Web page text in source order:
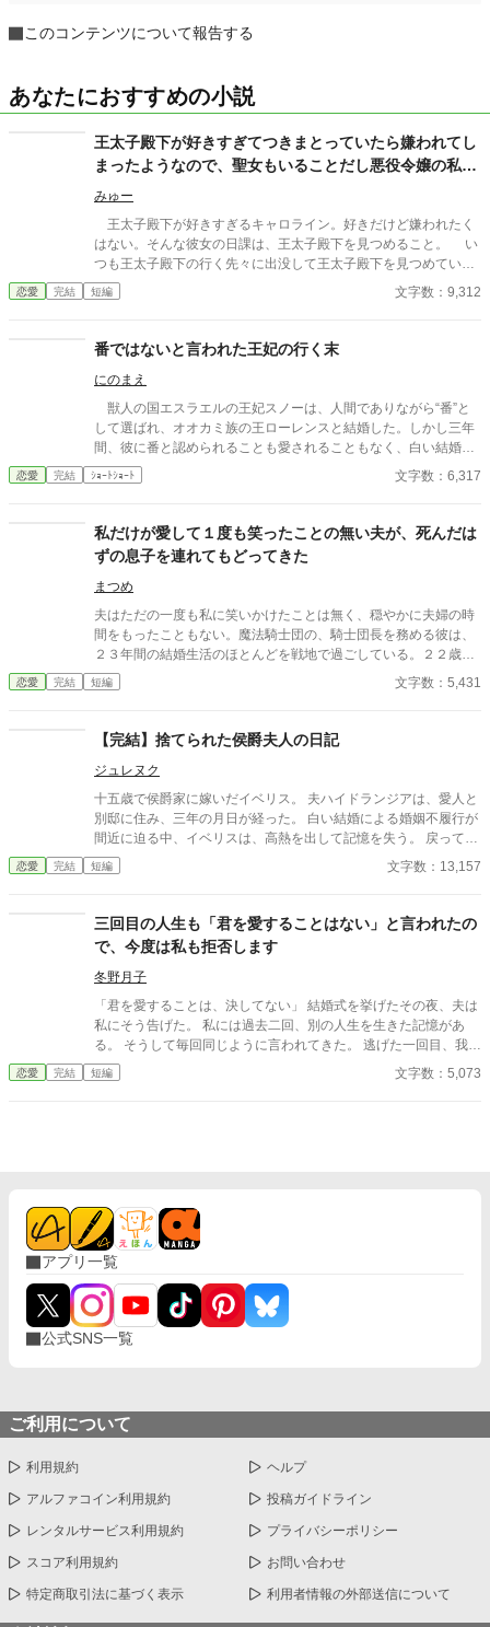
このコンテンツについて報告する
あなたにおすすめの小説
王太子殿下が好きすぎてつきまとっていたら嫌われてし
まったようなので、聖女もいることだし悪役令嬢の私は
退散することにしました。
みゅー
王太子殿下が好きすぎるキャロライン。好きだけど嫌われたく
はない。そんな彼女の日課は、王太子殿下を見つめること。 い
つも王太子殿下の行く先々に出没して王太子殿下を見つめていた
が、ついにそんな生活が終わるときが来る。 聖女が現れたの
だ。そして、さらにショックなことに、自分が乙女ゲームの世界
殿下に嫌われたくはないキャロラインは、王太子殿下の前から姿
を消すことにした。そんなお話です。 ちょっと切ないお話で
す。
恋愛 完結 短編 文字数：9,312
番ではないと言われた王妃の行く末
にのまえ
獣人の国エスラエルの王妃スノーは、人間でありながら“番”と
して選ばれ、オオカミ族の王ローレンスと結婚した。しかし三年
間、彼に番と認められることも愛されることもなく、白い結婚の
まま冷遇され続ける。 それでも王妃として国に尽くしてきたス
ノーだったが、ある日、ローレンスが別の令嬢レイアーを懐妊さ
決意し、国を去ろうとする。 しかしその道中、レイアー嬢の実
家の襲撃に遭い、スノーは命を落とす寸前、自身の命と引き換え
に広域回復魔法で多くの命を救う。 これでスノーの、人生は終
わりのはずだった。 だが次に目を覚ますと、スノーは三年前の
結婚式当日に戻っていた。何度死んでも、何度拒絶しても、結婚
式の誓いの瞬間へと戻される。 番から逃れようと、スノーは何
度も死を選ぶが――。
恋愛 完結 ｼｮｰﾄｼｮｰﾄ 文字数：6,317
私だけが愛して１度も笑ったことの無い夫が、死んだは
ずの息子を連れてもどってきた
まつめ
夫はただの一度も私に笑いかけたことは無く、穏やかに夫婦の時
間をもったこともない。魔法騎士団の、騎士団長を務める彼は、
２３年間の結婚生活のほとんどを戦地で過ごしている。２２歳の
息子の戦死の知らせが届く。けれど夫は元気な息子を連れて私の
元に戻って来てくれた。
恋愛 完結 短編 文字数：5,431
【完結】捨てられた侯爵夫人の日記
ジュレヌク
十五歳で侯爵家に嫁いだイベリス。 夫ハイドランジアは、愛人と
別邸に住み、三年の月日が経った。 白い結婚による婚姻不履行が
間近に迫る中、イベリスは、高熱を出して記憶を失う。 戻ってき
た夫は、妻に仕える侍女アリッサムから、いない月日の間書き綴
られた日記を手渡される。 そこには、出会った日から自分を恋し
なり、美しく成長した妻を前に、ハイドランジアは、心が揺ら
ぐ。 自分への恋心を忘れてしまったとしても、これ程までに思っ
てくれていたのなら、また、愛を育めるのではないのか？ 様々な
人間の思いが交錯し、物語は、思わぬ方向へと進んでいく。
恋愛 完結 短編 文字数：13,157
三回目の人生も「君を愛することはない」と言われたの
で、今度は私も拒否します
冬野月子
「君を愛することは、決してない」 結婚式を挙げたその夜、夫は
私にそう告げた。 私には過去二回、別の人生を生きた記憶があ
る。 そうして毎回同じように言われてきた。 逃げた一回目、我慢
した二回目。いずれも上手くいかなかった。 だから今回は。
恋愛 完結 短編 文字数：5,073
アプリ一覧
公式SNS一覧
ご利用について
利用規約 ヘルプ
アルファコイン利用規約 投稿ガイドライン
レンタルサービス利用規約 プライバシーポリシー
スコア利用規約 お問い合わせ
特定商取引法に基づく表示 利用者情報の外部送信について